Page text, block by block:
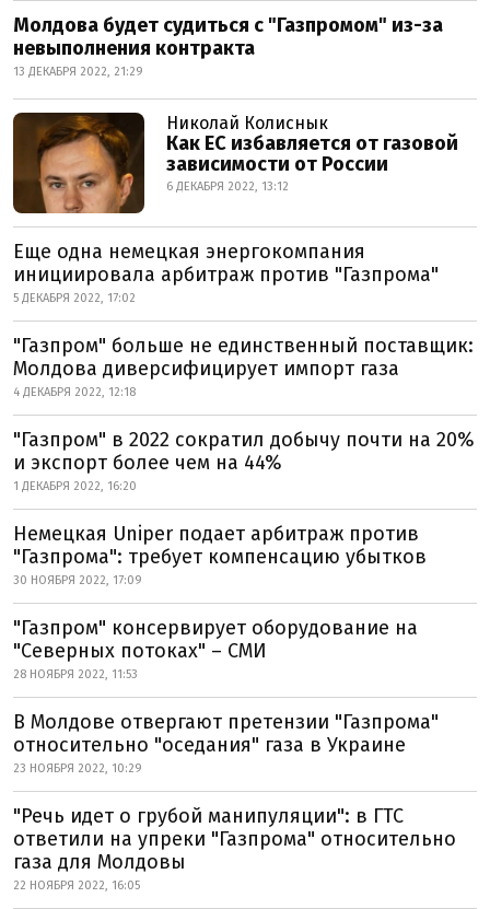
Молдова будет судиться с "Газпромом" из-за
невыполнения контракта
13 ДЕКАБРЯ 2022, 21:29
Николай Колиснык
Как ЕС избавляется от газовой
зависимости от России
6 ДЕКАБРЯ 2022, 13:12
Еще одна немецкая энергокомпания
инициировала арбитраж против "Газпрома"
5 ДЕКАБРЯ 2022, 17:02
"Газпром" больше не единственный поставщик:
Молдова диверсифицирует импорт газа
4 ДЕКАБРЯ 2022, 12:18
"Газпром" в 2022 сократил добычу почти на 20%
и экспорт более чем на 44%
1 ДЕКАБРЯ 2022, 16:20
Немецкая Uniper подает арбитраж против
"Газпрома": требует компенсацию убытков
30 НОЯБРЯ 2022, 17:09
"Газпром" консервирует оборудование на
"Северных потоках" – СМИ
28 НОЯБРЯ 2022, 11:53
В Молдове отвергают претензии "Газпрома"
относительно "оседания" газа в Украине
23 НОЯБРЯ 2022, 10:29
"Речь идет о грубой манипуляции": в ГТС
ответили на упреки "Газпрома" относительно
газа для Молдовы
22 НОЯБРЯ 2022, 16:05